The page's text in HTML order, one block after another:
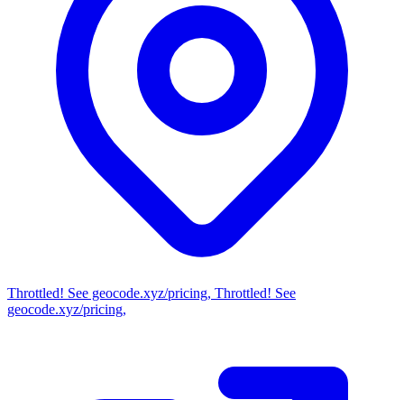
Throttled! See geocode.xyz/pricing, Throttled! See
geocode.xyz/pricing,